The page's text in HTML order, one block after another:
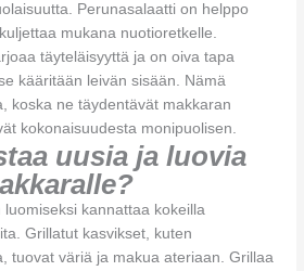
Perunasalaatti on helppo
mukana nuotioretkelle.
täyteläisyyttä ja on oiva tapa
kääritään leivän sisään. Nämä
koska ne täydentävät makkaran
kokonaisuudesta monipuolisen.
uusia ja luovia
kannattaa kokeilla
Grillatut kasvikset, kuten
tuovat väriä ja makua ateriaan. Grillaa